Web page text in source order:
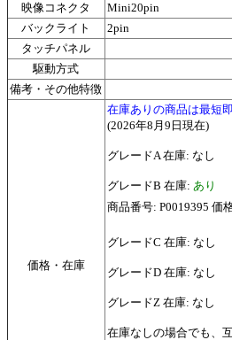
映像コネクタ
Mini20pin
バックライト
2pin
タッチパネル
駆動方式
備考・その他特徴
価格・在庫
在庫ありの商品は最短
(2026年8月9日現在)
グレードA 在庫: なし
グレードB 在庫: あり
商品番号: P0019395 価
グレードC 在庫: なし
グレードD 在庫: なし
グレードZ 在庫: なし
在庫なしの場合でも、